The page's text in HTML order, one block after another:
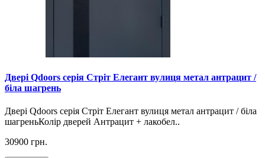
Двері Qdoors серія Стріт Елегант вулиця метал антрацит /
біла шагрень
Двері Qdoors серія Стріт Елегант вулиця метал антрацит / біла
шагреньКолір дверей Антрацит + лакобел..
30900 грн.